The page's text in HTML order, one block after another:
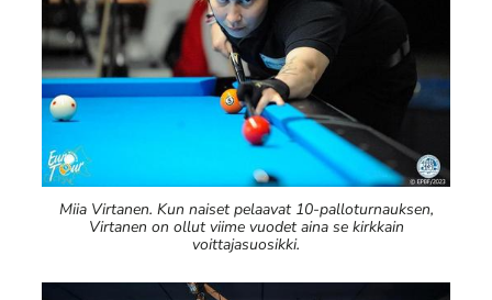
Miia Virtanen. Kun naiset pelaavat 10-palloturnauksen,
Virtanen on ollut viime vuodet aina se kirkkain
voittajasuosikki.